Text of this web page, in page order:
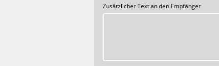
Zusätzlicher Text an den Empfänger